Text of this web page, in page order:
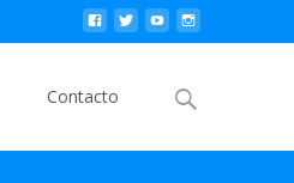
Contacto
Buscar
por: